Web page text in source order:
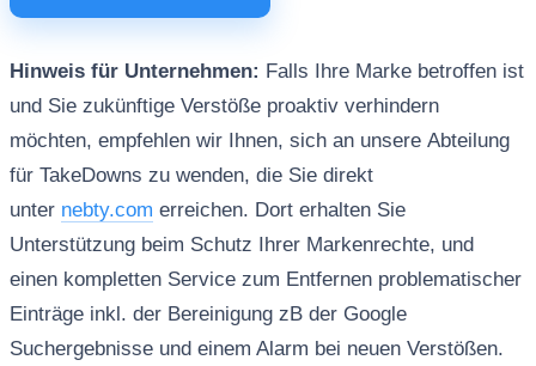
Hinweis für Unternehmen: Falls Ihre Marke betroffen ist
und Sie zukünftige Verstöße proaktiv verhindern
möchten, empfehlen wir Ihnen, sich an unsere Abteilung
für TakeDowns zu wenden, die Sie direkt
unter nebty.com erreichen. Dort erhalten Sie
Unterstützung beim Schutz Ihrer Markenrechte, und
einen kompletten Service zum Entfernen problematischer
Einträge inkl. der Bereinigung zB der Google
Suchergebnisse und einem Alarm bei neuen Verstößen.